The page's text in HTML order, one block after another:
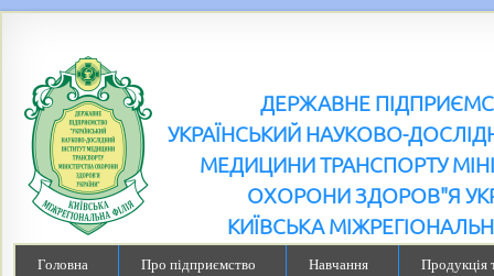
ДЕРЖАВНЕ
УКРАЇНСЬКИЙ НАУКОВО-
МЕДИЦИНИ ТРАНСПОРТУ
ОХОРОНИ ЗДОРОВ"Я
КИЇВСЬКА
Головна Про підприємство Навчання Продукція